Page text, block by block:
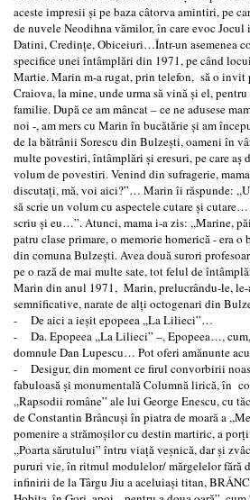
aceste impresii şi pe baza câtorva amintiri, pe
de nuvele Neodihna vămilor, în care evoc
Datini, Credinţe, Obiceiuri…Într-un asemenea
specifice unei întâmplări din 1971, pe când
Martie. Marin m-a rugat, prin telefon, să o invit
Craiova, la mine, unde urma să vină şi el,
familie. După ce am mâncat – ce ne adusese
noi -, am mers cu Marin în bucătărie şi am
de la bătrânii Sorescu din Bulzeşti, oameni în
multe povestiri, întâmplări şi eresuri, pe care aş
volum de povestiri. Venind din sufragerie,
discutaţi, mă, voi aici?”… Marin îi răspunde:
să scrie un volum cu aspectele cutare şi
scriu şi eu…”. Atunci, mama i-a zis: ,,Marine,
patru clase primare, o memorie homerică - era o
din comuna Bulzeşti. Avea două surori
pe o rază de mai multe sate, tot felul de
Marin din anul 1971, Marin, prelucrându-le,
semnificative, narate de alţi octogenari din
- De aici a ieşit epopeea ,,La Lilieci”…
- Da. Epopeea ,,La Lilieci” –, Epopeea…,
domnule Dan Lupescu… Pot oferi amănunte
- Desigur, din moment ce firul convorbirii
fabuloasă şi monumentală Columnă lirică, în
,,Rapsodii române” ale lui George Enescu, cu
de Constantin Brâncuşi în piatra de moară a
pomenire a strămoşilor cu destin martiric, a
,,Poarta sărutului” întru viaţă veşnică, dar şi
pururi vie, în ritmul modulelor/ mărgelelor fără
infinirii de la Târgu Jiu a aceluiaşi titan,